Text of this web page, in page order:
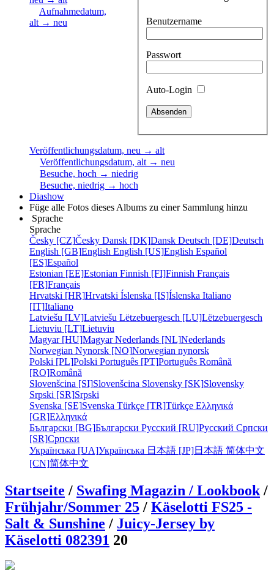
Benutzername
Passwort
Auto-Login
Aufnahmedatum,
alt → neu
Veröffentlichungsdatum, neu → alt
Veröffentlichungsdatum, alt → neu
Besuche, hoch → niedrig
Besuche, niedrig → hoch
Diashow
Füge alle Fotos dieses Albums zu einer Sammlung hinzu
Sprache
Sprache
Česky [CZ]Česky Dansk [DK]Dansk Deutsch [DE]Deutsch
English [GB]English English [US]English Español
[ES]Español
Estonian [EE]Estonian Finnish [FI]Finnish Français
[FR]Français
Hrvatski [HR]Hrvatski Íslenska [IS]Íslenska Italiano
[IT]Italiano
Latviešu [LV]Latviešu Lëtzebuergesch [LU]Lëtzebuergesch
Lietuviu [LT]Lietuviu
Magyar [HU]MagyarNederlands [NL]Nederlands
Norwegian Nynorsk [NO]Norwegian nynorsk
Polski [PL]Polski Português [PT]Português Română
[RO]Română
Slovenšcina [SI]Slovenšcina Slovensky [SK]Slovensky
Srpski [SR]Srpski
Svenska [SE]Svenska Türkçe [TR]Türkçe Ελληνικά
[GR]Ελληνικά
Български [BG]Български Русский [RU]Русский Српски
[SR]Српски
Українська [UA]Українська 日本語 [JP]日本語 简体中文
[CN]简体中文
Startseite / Swafing Magazin / Lookbook /
Frühjahr/Sommer 25 / Käselotti FS25 -
Salt & Sunshine / Juicy-Jersey by
Käselotti 082391 20